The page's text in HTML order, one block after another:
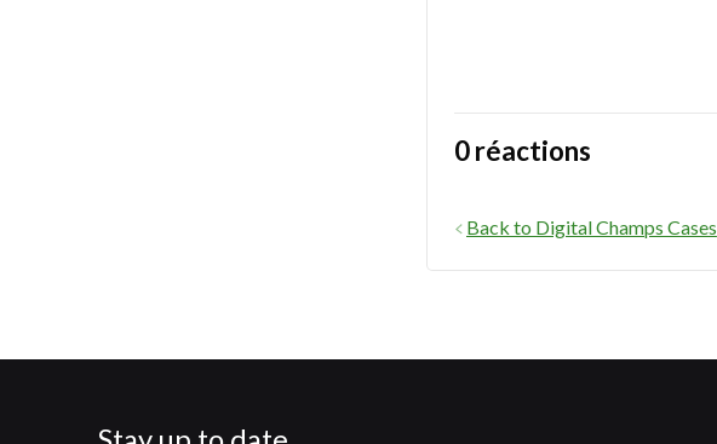
0 réactions
Back to Digital Champs Cases